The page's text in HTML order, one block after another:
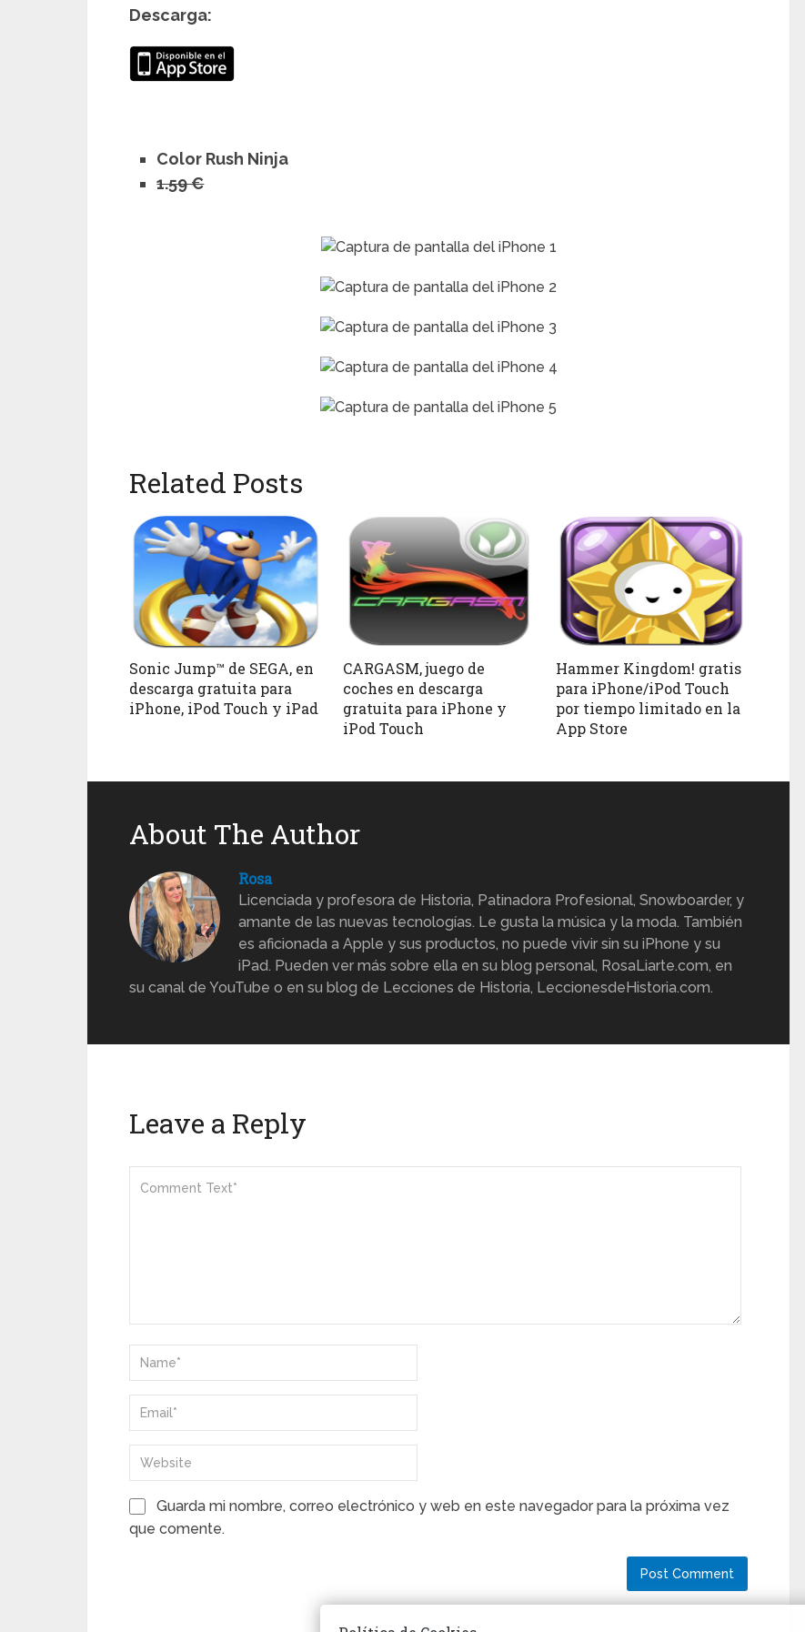
Descarga:
Color Rush Ninja
1.59 €
Related Posts
Sonic Jump™ de SEGA, en
descarga gratuita para
iPhone, iPod Touch y iPad
CARGASM, juego de
coches en descarga
gratuita para iPhone y
iPod Touch
Hammer Kingdom! gratis
para iPhone/iPod Touch
por tiempo limitado en la
App Store
About The Author
Rosa
Licenciada y profesora de Historia, Patinadora Profesional, Snowboarder, y
amante de las nuevas tecnologías. Le gusta la música y la moda. También
es aficionada a Apple y sus productos, no puede vivir sin su iPhone y su
iPad. Pueden ver más sobre ella en su blog personal, RosaLiarte.com, en
su canal de YouTube o en su blog de Lecciones de Historia, LeccionesdeHistoria.com.
Leave a Reply
Guarda mi nombre, correo electrónico y web en este navegador para la próxima vez
que comente.